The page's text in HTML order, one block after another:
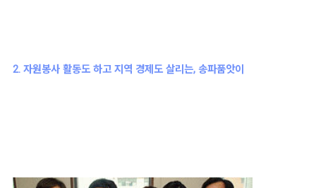
2. 자원봉사 활동도 하고 지역 경제도 살리는, 송파품앗이